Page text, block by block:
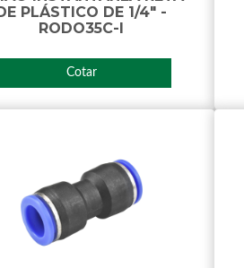
PLÁSTICO DE 1/4" -
RODO35C-I
Cotar